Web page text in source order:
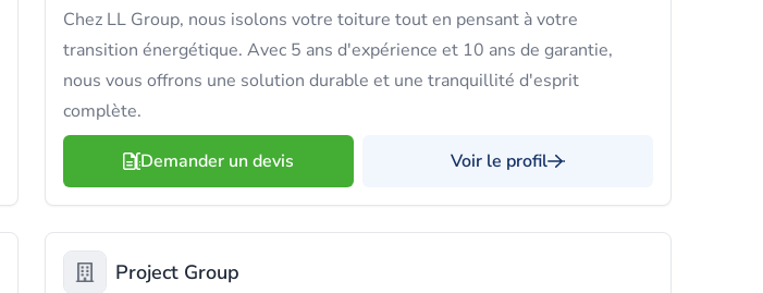
Chez LL Group, nous isolons votre toiture tout en pensant à votre
transition énergétique. Avec 5 ans d'expérience et 10 ans de garantie,
nous vous offrons une solution durable et une tranquillité d'esprit
complète.
Demander un devis Voir le profil
Project Group